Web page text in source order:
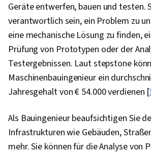
Geräte entwerfen, bauen und testen.
verantwortlich sein, ein Problem zu
eine mechanische Lösung zu finden,
Prüfung von Prototypen oder der
Testergebnissen. Laut stepstone
Maschinenbauingenieur ein
Jahresgehalt von € 54.000 verdienen [
Als Bauingenieur beaufsichtigen Sie
Infrastrukturen wie Gebäuden,
mehr. Sie können für die Analyse von